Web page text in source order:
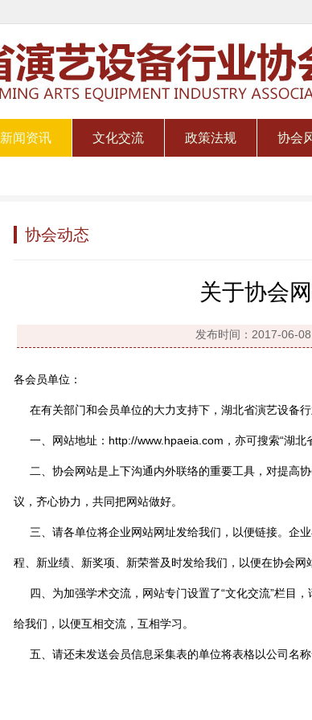
新闻资讯 文化交流 政策法规 协会
协会动态
关于协会
发布时间：2017-06-08
各会员单位：
在有关部门和会员单位的大力支持下，湖北省演艺设备
一、网站地址：http://www.hpaeia.com，亦可搜索“湖北
二、协会网站是上下沟通内外联络的重要工具，对提高
议，齐心协力，共同把网站做好。
三、请各单位将企业网站网址发给我们，以便链接。企
程、新业绩、新奖项、新荣誉及时发给我们，以便在协会网
四、为加强学术交流，网站专门设置了“文化交流”栏目
给我们，以便互相交流，互相学习。
五、请还未发送会员信息采集表的单位将表格以公司名
湖北省演艺设